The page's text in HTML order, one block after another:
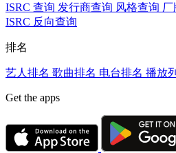
ISRC 查询 发行商查询 风格查询 厂
ISRC 反向查询
排名
艺人排名 歌曲排名 电台排名 播放
Get the apps